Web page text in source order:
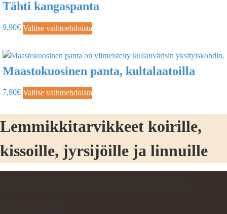
Tähti kangaspanta
9,90€ Valitse vaihtoehdoista
Maastokuosinen panta, kultalaatoilla
7,90€ Valitse vaihtoehdoista
Lemmikkitarvikkeet koirille,
kissoille, jyrsijöille ja linnuille